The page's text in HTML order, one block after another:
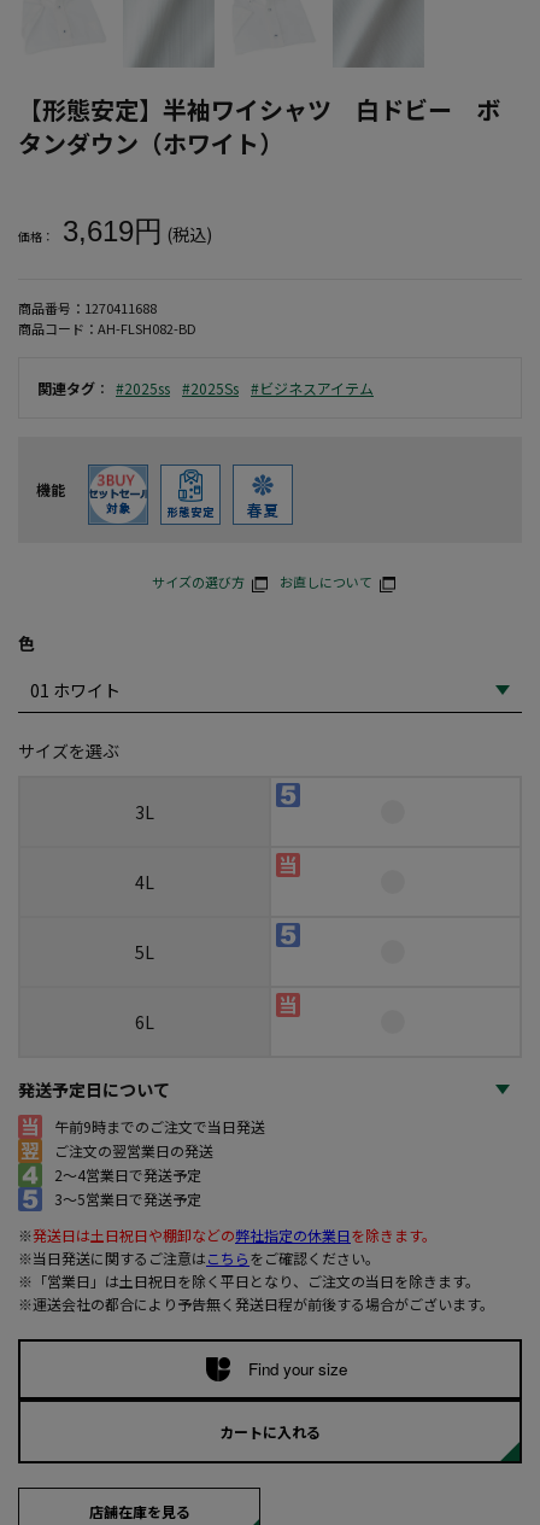
【形態安定】半袖ワイシャツ 白ドビー ボ
タンダウン（ホワイト）
価格： 3,619円 (税込)
商品番号： 1270411688
商品コード： AH-FLSH082-BD
関連タグ ： #2025ss #2025Ss #ビジネスアイテム
機能
サイズの選び方 お直しについて
色
サイズを選ぶ
3L
4L
5L
6L
発送予定日について
午前9時までのご注文で当日発送
ご注文の翌営業日の発送
2～4営業日で発送予定
3～5営業日で発送予定
※発送日は土日祝日や棚卸などの弊社指定の休業日を除きます。
※当日発送に関するご注意はこちらをご確認ください。
※「営業日」は土日祝日を除く平日となり、ご注文の当日を除きます。
※運送会社の都合により予告無く発送日程が前後する場合がございます。
Find your size
カートに入れる
店舗在庫を見る